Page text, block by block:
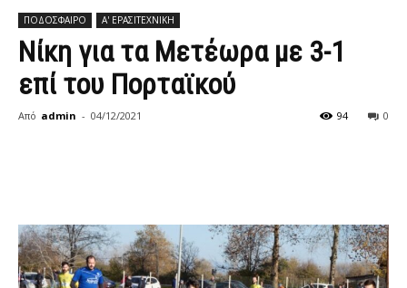
ΠΟΔΟΣΦΑΙΡΟ Α' ΕΡΑΣΙΤΕΧΝΙΚΗ
Νίκη για τα Μετέωρα με 3-1
επί του Πορταϊκού
Από admin - 04/12/2021 0
94